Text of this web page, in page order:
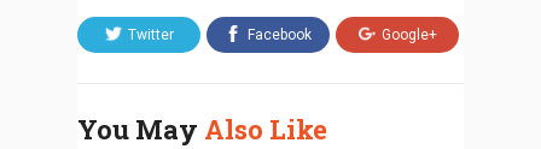
Twitter Facebook Google+
You May Also Like